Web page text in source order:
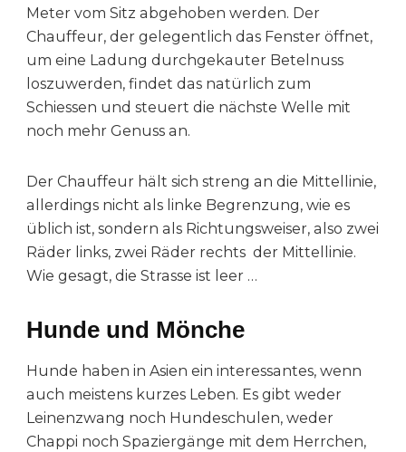
Meter vom Sitz abgehoben werden. Der
Chauffeur, der gelegentlich das Fenster öffnet,
um eine Ladung durchgekauter Betelnuss
loszuwerden, findet das natürlich zum
Schiessen und steuert die nächste Welle mit
noch mehr Genuss an.
Der Chauffeur hält sich streng an die Mittellinie,
allerdings nicht als linke Begrenzung, wie es
üblich ist, sondern als Richtungsweiser, also zwei
Räder links, zwei Räder rechts der Mittellinie.
Wie gesagt, die Strasse ist leer …
Hunde und Mönche
Hunde haben in Asien ein interessantes, wenn
auch meistens kurzes Leben. Es gibt weder
Leinenzwang noch Hundeschulen, weder
Chappi noch Spaziergänge mit dem Herrchen,